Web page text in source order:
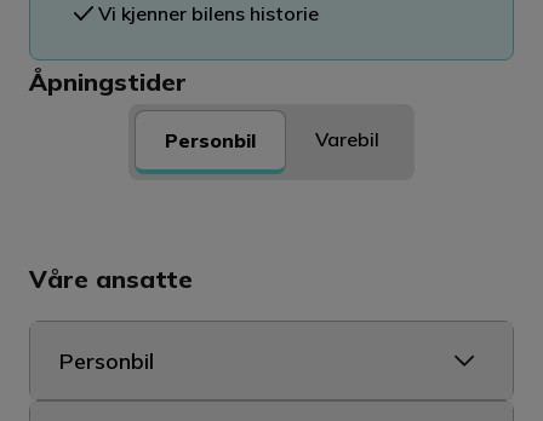
Vi kjenner bilens historie
Åpningstider
Personbil Varebil
Våre ansatte
Personbil